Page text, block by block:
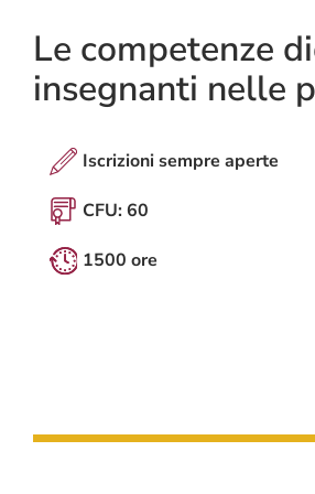
Le competenze
insegnanti nelle
Iscrizioni sempre aperte
CFU: 60
1500 ore